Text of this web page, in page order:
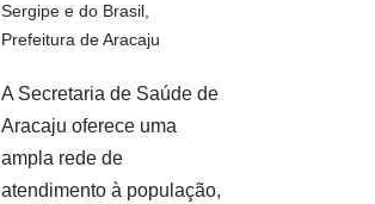
Sergipe e do Brasil
Prefeitura de Aracaju
A Secretaria de Saúde de
Aracaju oferece uma
ampla rede de
atendimento à população,